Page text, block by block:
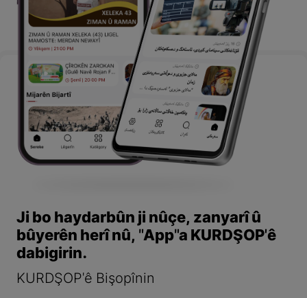
Ji bo haydarbûn ji nûçe, zanyarî û
bûyerên herî nû, "App"a KURDŞOP'ê
dabigirin.
KURDŞOP'ê Bişopînin